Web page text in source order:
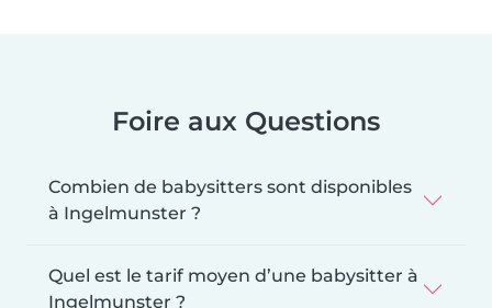
Foire aux Questions
Combien de babysitters sont disponibles
à Ingelmunster ?
Quel est le tarif moyen d’une babysitter à
Ingelmunster ?